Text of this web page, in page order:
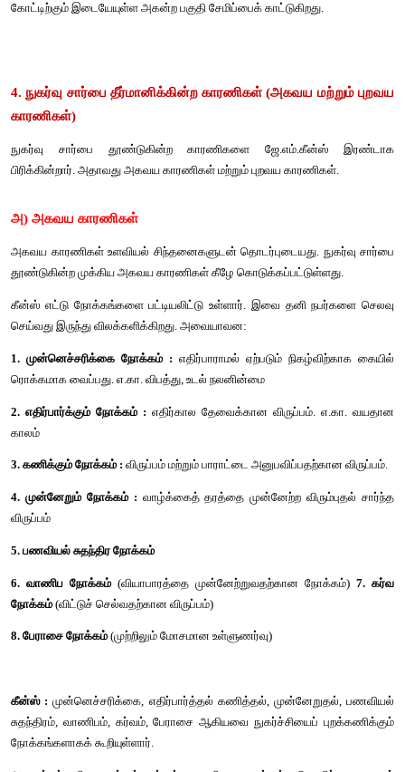
அளவாக இருக்கும். காரணம் வருமனம் அதிகரிக்கும் போது,
அதிகரிக்கும், ஆனால் குறைந்த அளவே அதிகரிக்கும்.
(2) அதிகரித்த வருமானம் நுகர்வு செலவிற்கும்,
விகிதத்தில் பிரிக்கப்படுகின்றது. இது முதல் கருத்துரையின்
ஏனெனில் முழுவதுமான அதிகரித்த வருமானம் நுகர்வில்
(3) அதிகரிகின்ற வருமானம் எப்பொழுதும் நுகர்வு மற்றும்
அதிகரிக்க செய்யும்.
இது அதிகரித்த வருமானம் ஒன்று
சேமிப்பிற்கோ கொண்டு செல்லும். ஆதலால் அதிகரிகின்ற
மற்றும் சேமிப்பை இரண்டையும் அதிகரிக்கும்.
இவ்விதியின் மூன்று கருத்துரைகள் பின்வரும் அட்டவணை
விளக்கப்படுகிறது.
அட்டவணை 3
விதியின் மூன்று கருத்துரைகள்.
கருத்துரை (1)